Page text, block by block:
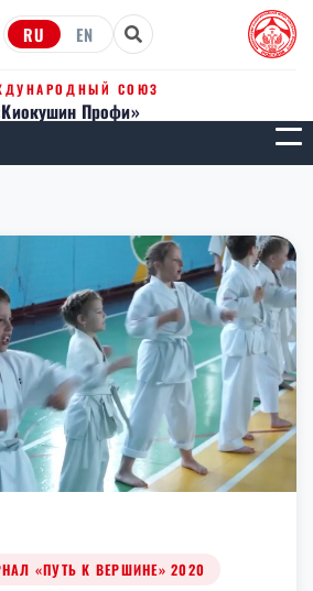
RU EN
СОЮЗ
Профи»
«ПУТЬ К ВЕРШИНЕ» 2020